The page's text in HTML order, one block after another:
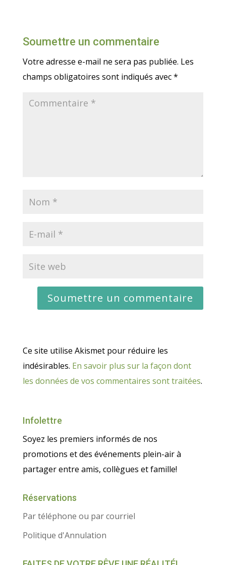
Soumettre un commentaire
Votre adresse e-mail ne sera pas publiée. Les
champs obligatoires sont indiqués avec*
Ce site utilise Akismet pour réduire les
indésirables. En savoir plus sur la façon dont
les données de vos commentaires sont traitées.
Infolettre
Soyez les premiers informés de nos
promotions et des événements plein-air à
partager entre amis, collègues et famille!
Réservations
Par téléphone ou par courriel
Politique d'Annulation